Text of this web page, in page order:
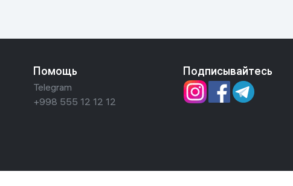
Помощь
Telegram
+998 555 12 12 12
Подписывайтесь